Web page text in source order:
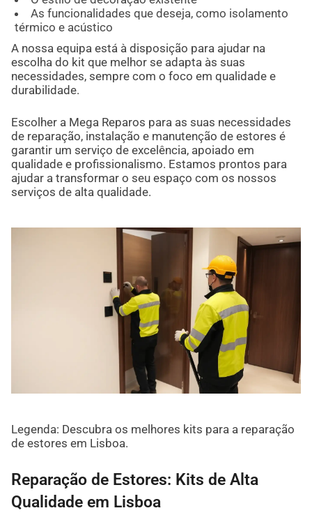
As funcionalidades que deseja, como isolamento
térmico e acústico
A nossa equipa está à disposição para ajudar na
escolha do kit que melhor se adapta às suas
necessidades, sempre com o foco em qualidade e
durabilidade.
Escolher a Mega Reparos para as suas necessidades
de reparação, instalação e manutenção de estores é
garantir um serviço de excelência, apoiado em
qualidade e profissionalismo. Estamos prontos para
ajudar a transformar o seu espaço com os nossos
serviços de alta qualidade.
Legenda: Descubra os melhores kits para a reparação
de estores em Lisboa.
Reparação de Estores: Kits de Alta
Qualidade em Lisboa